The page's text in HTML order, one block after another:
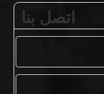
اتصل بنا